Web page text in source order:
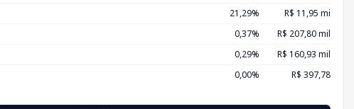
21,29%
R$ 11,95 mi
0,37%
R$ 207,80 mil
0,29%
R$ 160,93 mil
0,00% R$ 397,78